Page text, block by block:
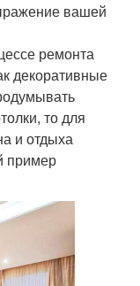
вашей
ремонта
декоративные
то для
и отдыха
пример